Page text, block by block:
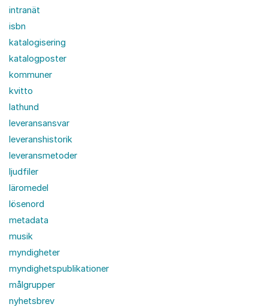
intranät
isbn
katalogisering
katalogposter
kommuner
kvitto
lathund
leveransansvar
leveranshistorik
leveransmetoder
ljudfiler
läromedel
lösenord
metadata
musik
myndigheter
myndighetspublikationer
målgrupper
nyhetsbrev